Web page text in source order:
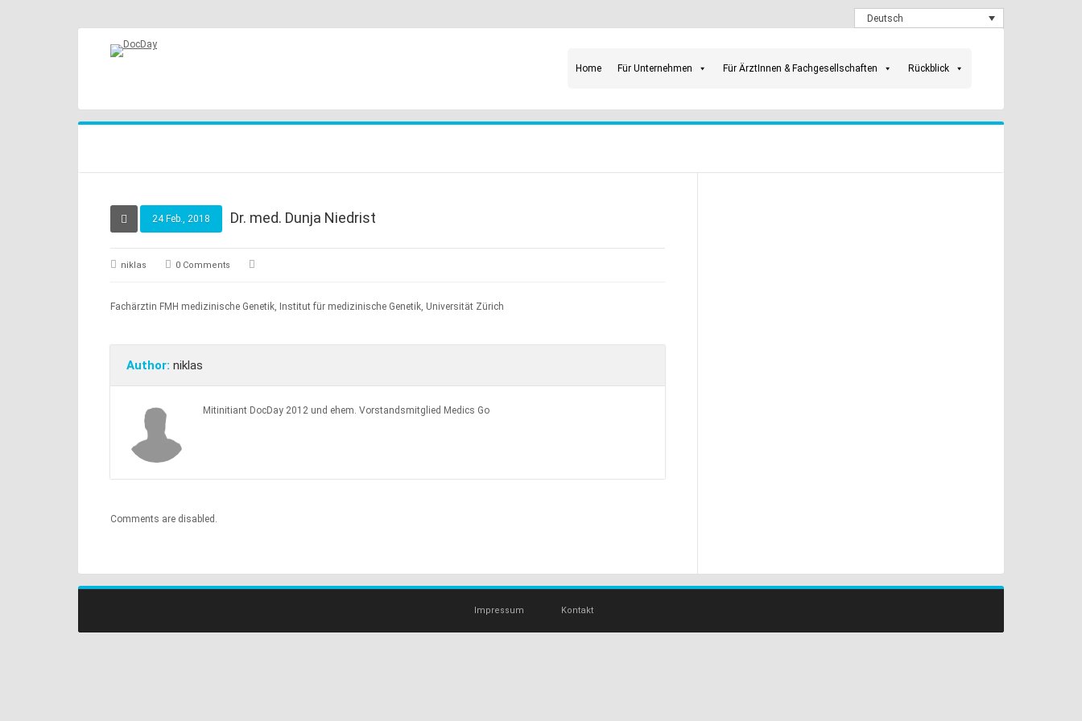
Deutsch
Home Für Unternehmen Für ÄrztInnen & Fachgesellschaften Rückblick
24 Feb., 2018 Dr. med. Dunja Niedrist
niklas 0 Comments
Fachärztin FMH medizinische Genetik, Institut für medizinische Genetik, Universität Zürich
Author: niklas
Mitinitiant DocDay 2012 und ehem. Vorstandsmitglied Medics Go
Comments are disabled.
Impressum Kontakt